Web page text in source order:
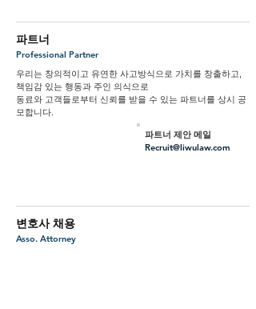
​파트너
Professional Partner
우리는 창의적이고 유연한 사고방식으로 가치를 창출하고,
책임감 있는 행동과 주인 의식으로
동료와 고객들로부터 신뢰를 받을 수 있는 파트너를 상시 공
모합니다.
파트너 제안 메일
Recruit@liwulaw.com
​변호사 채용
Asso. Attorney